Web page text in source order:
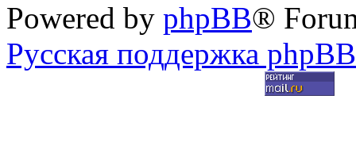
Powered by phpBB®
Русская поддержка phpBB